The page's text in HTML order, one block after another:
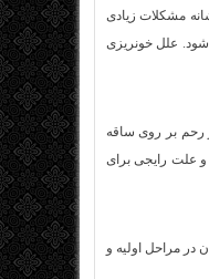
مشکلات زیادی
علل خونریزی
رحم بر روی ساقه
و علت رایجی برای
مراحل اولیه و